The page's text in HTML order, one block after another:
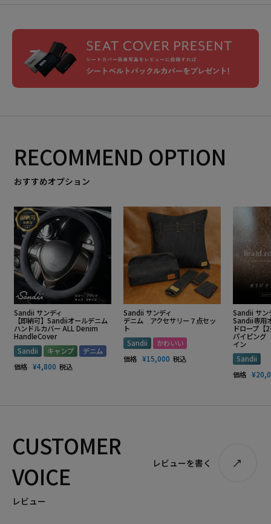
RECOMMEND OPTION
おすすめオプション
Sandii サンディ
【即納可】Sandiiオールデニム
ハンドルカバー ALL Denim
HandleCover
Sandii
キャンプ
デニム
価格 ¥4,800 税込
Sandii サンディ
デニム アクセサリー７点セッ
ト
Sandii
かわいい
価格 ¥15,000 税込
Sandii サン
Sandii専用
ドロープ
パイピング
イン
Sandii
価格 ¥
CUSTOMER
VOICE
レビュー
レビューを書く